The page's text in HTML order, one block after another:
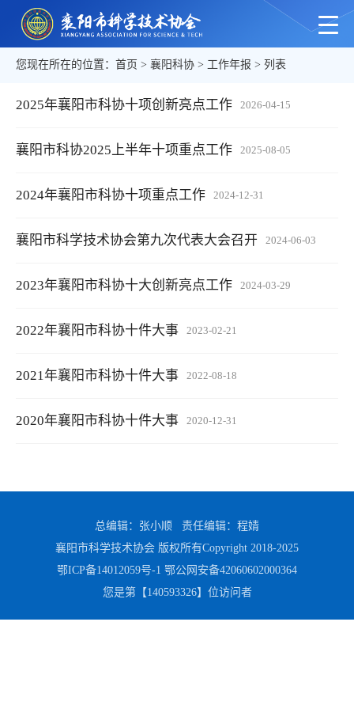
您现在所在的位置： 首页 > 襄阳科协 > 工作年报 > 列表
2025年襄阳市科协十项创新亮点工作 2026-04-15
襄阳市科协2025上半年十项重点工作 2025-08-05
2024年襄阳市科协十项重点工作 2024-12-31
襄阳市科学技术协会第九次代表大会召开 2024-06-03
2023年襄阳市科协十大创新亮点工作 2024-03-29
2022年襄阳市科协十件大事 2023-02-21
2021年襄阳市科协十件大事 2022-08-18
2020年襄阳市科协十件大事 2020-12-31
总编辑：张小顺 责任编辑：程婧
襄阳市科学技术协会 版权所有Copyright 2018-2025
鄂ICP备14012059号-1 鄂公网安备42060602000364
您是第【140593326】位访问者